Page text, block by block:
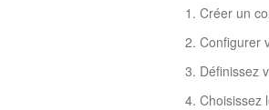
Créer un
Configurer
Définissez
Choisissez